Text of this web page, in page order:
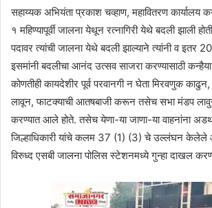
सहाय्यक अभियंता प्रकाश चव्हाण, महावितरण कार्यालय
१ महिण्यापूर्वी जालना येथून रत्नागिरी येथे बदली झाली
पदावर त्यांची जालना येथे बदली झाल्याने त्यांनी व इतर
इसमांनी बदलीचा आनंद उत्सव साजरा करण्यासाठी
कोणतीही कायदेशीर पूर्व परवानगी न घेता मिरवणुक
लावून, फाटक्याची आतषबाजी करून तसेच सभा मंडप
करण्यात आले होते. तसेच येणा-या जाणा-या वाहनांना
जिल्हाधिकारी यांचे कलम 37 (1) (3) चे उल्लंघन केलेले
विरुध्द एसबी जालना पोलिस स्टेशनमध्ये गुन्हा दाखल